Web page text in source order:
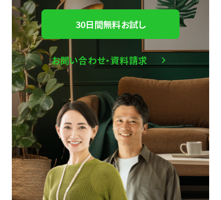
30日間無料お試し
お問い合わせ・資料請求